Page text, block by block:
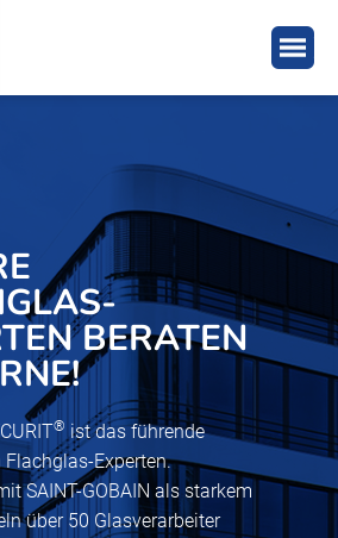
BERATEN
® ist das führende
Flachglas-Experten.
SAINT-GOBAIN als starkem
über 50 Glasverarbeiter